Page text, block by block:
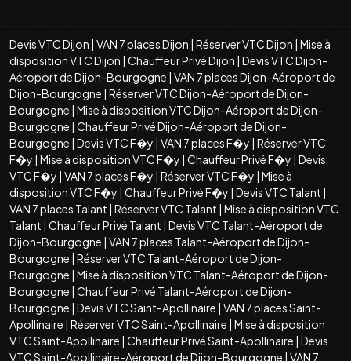
Devis VTC Dijon | VAN 7 places Dijon | Réserver VTC Dijon | Mise à
disposition VTC Dijon | Chauffeur Privé Dijon | Devis VTC Dijon-
Aéroport de Dijon-Bourgogne | VAN 7 places Dijon-Aéroport de
Dijon-Bourgogne | Réserver VTC Dijon-Aéroport de Dijon-
Bourgogne | Mise à disposition VTC Dijon-Aéroport de Dijon-
Bourgogne | Chauffeur Privé Dijon-Aéroport de Dijon-
Bourgogne | Devis VTC F�y | VAN 7 places F�y | Réserver VTC
F�y | Mise à disposition VTC F�y | Chauffeur Privé F�y | Devis
VTC F�y | VAN 7 places F�y | Réserver VTC F�y | Mise à
disposition VTC F�y | Chauffeur Privé F�y | Devis VTC Talant |
VAN 7 places Talant | Réserver VTC Talant | Mise à disposition VTC
Talant | Chauffeur Privé Talant | Devis VTC Talant-Aéroport de
Dijon-Bourgogne | VAN 7 places Talant-Aéroport de Dijon-
Bourgogne | Réserver VTC Talant-Aéroport de Dijon-
Bourgogne | Mise à disposition VTC Talant-Aéroport de Dijon-
Bourgogne | Chauffeur Privé Talant-Aéroport de Dijon-
Bourgogne | Devis VTC Saint-Apollinaire | VAN 7 places Saint-
Apollinaire | Réserver VTC Saint-Apollinaire | Mise à disposition
VTC Saint-Apollinaire | Chauffeur Privé Saint-Apollinaire | Devis
VTC Saint-Apollinaire-Aéroport de Dijon-Bourgogne | VAN 7